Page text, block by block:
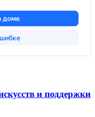
и поддержки